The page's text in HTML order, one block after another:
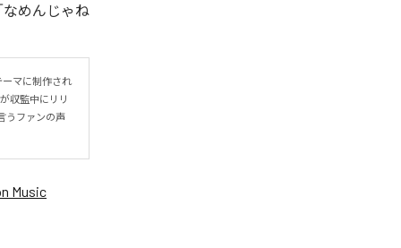
「なめんじゃね
ーマに制作され
収監中にリリ
うファンの声
Music